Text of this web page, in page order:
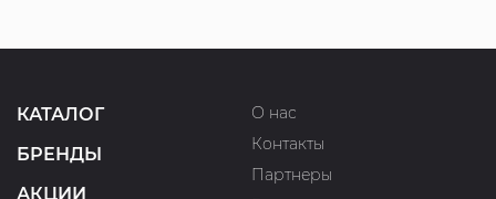
КАТАЛОГ
БРЕНДЫ
АКЦИИ
О нас
Контакты
Партнеры